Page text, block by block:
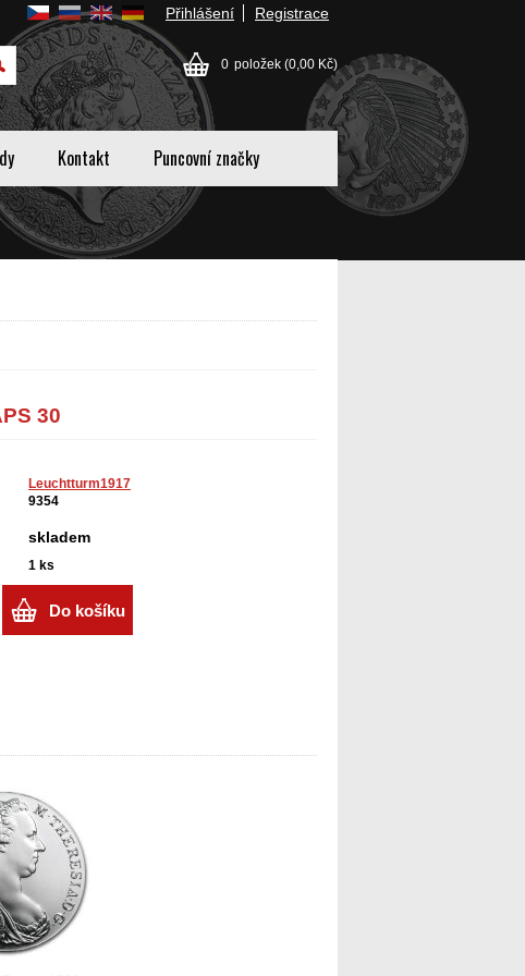
Přihlášení Registrace
0 položek (0,00 Kč)
Kontakt Puncovní značky
30
Leuchtturm1917
9354
skladem
1 ks
Do košíku